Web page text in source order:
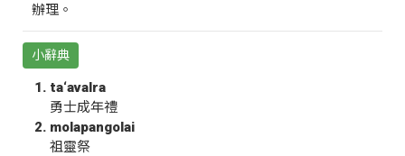
辦理。
小辭典
ta‘avalra
勇士成年禮
molapangolai
祖靈祭